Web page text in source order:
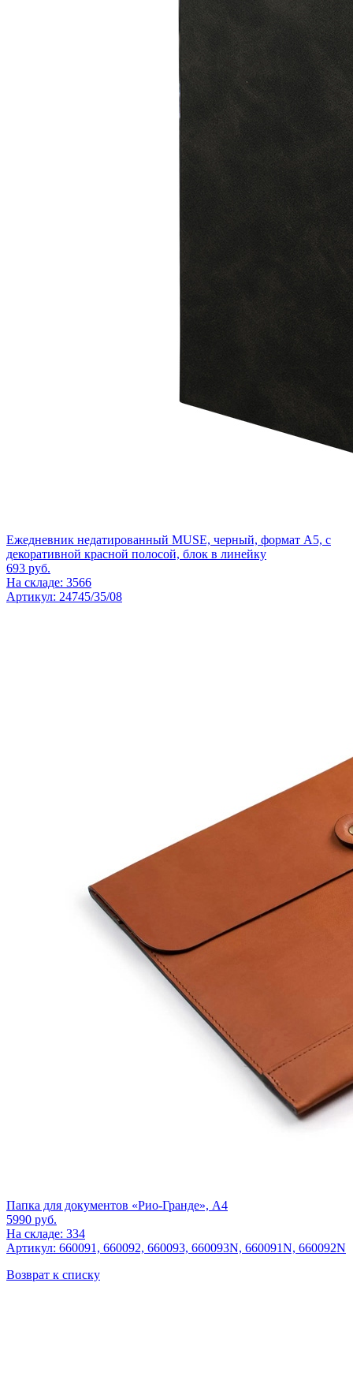
Ежедневник недатированный MUSE, черный, формат А5, с
декоративной красной полосой, блок в линейку
693 руб.
На складе: 3566
Артикул: 24745/35/08
Папка для документов «Рио-Гранде», А4
5990 руб.
На складе: 334
Артикул: 660091, 660092, 660093, 660093N, 660091N, 660092N
Возврат к списку